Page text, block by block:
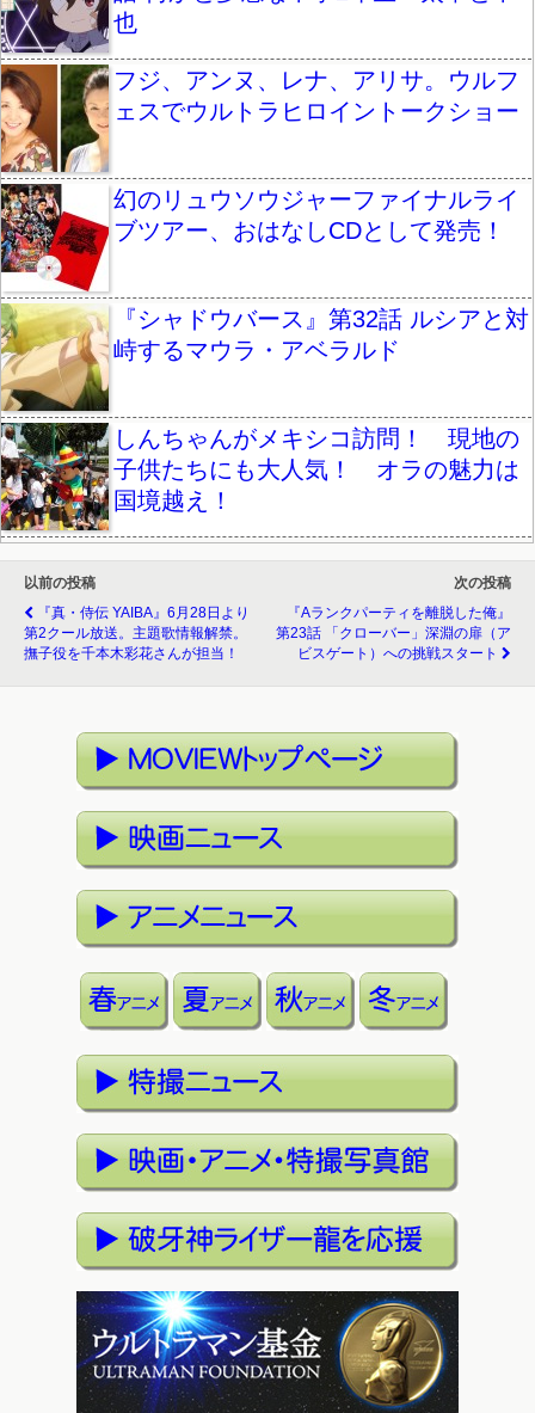
也
フジ、アンヌ、レナ、アリサ。ウルフ
ェスでウルトラヒロイントークショー
幻のリュウソウジャーファイナルライ
ブツアー、おはなしCDとして発売！
『シャドウバース』第32話 ルシアと対
峙するマウラ・アベラルド
しんちゃんがメキシコ訪問！ 現地の
子供たちにも大人気！ オラの魅力は
国境越え！
以前の投稿
『真・侍伝 YAIBA』6月28日より
第2クール放送。主題歌情報解禁。
撫子役を千本木彩花さんが担当！
次の投稿
『Aランクパーティを離脱した俺』
第23話 「クローバー」深淵の扉（ア
ビスゲート）への挑戦スタート